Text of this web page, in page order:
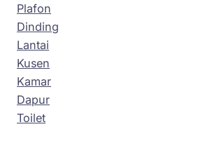
Plafon
Dinding
Lantai
Kusen
Kamar
Dapur
Toilet